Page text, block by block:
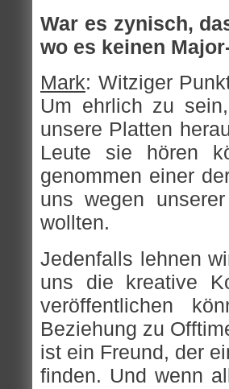
War es zynisch,
wo es keinen
Mark: Witziger
Um ehrlich zu
unsere Platten
Leute sie hören
genommen einer
uns wegen
wollten.
Jedenfalls lehnen
uns die kreative
veröffentlichen
Beziehung zu
ist ein Freund, der
finden. Und wenn